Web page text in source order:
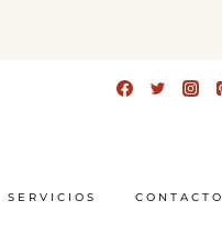
SERVICIOS CONTACTO